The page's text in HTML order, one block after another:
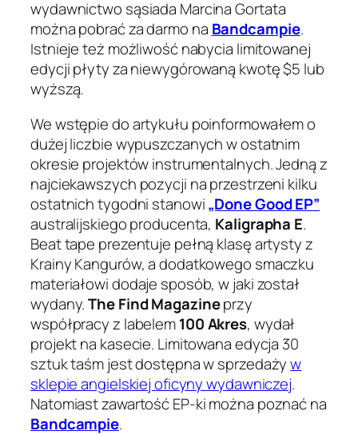
wydawnictwo sąsiada Marcina Gortata
można pobrać za darmo na Bandcampie.
Istnieje też możliwość nabycia limitowanej
edycji płyty za niewygórowaną kwotę $5 lub
wyższą.
We wstępie do artykułu poinformowałem o
dużej liczbie wypuszczanych w ostatnim
okresie projektów instrumentalnych. Jedną z
najciekawszych pozycji na przestrzeni kilku
ostatnich tygodni stanowi„Done Good EP”
australijskiego producenta, Kaligrapha E.
Beat tape prezentuje pełną klasę artysty z
Krainy Kangurów, a dodatkowego smaczku
materiałowi dodaje sposób, w jaki został
wydany.The Find Magazineprzy
współpracy z labelem100 Akres, wydał
projekt na kasecie. Limitowana edycja 30
sztuk taśm jest dostępna w sprzedażyw
sklepie angielskiej oficyny wydawniczej.
Natomiast zawartość EP-ki można poznać na
Bandcampie.